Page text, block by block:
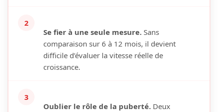
2
Se fier à une seule mesure. Sans
comparaison sur 6 à 12 mois, il devient
difficile d’évaluer la vitesse réelle de
croissance.
3
Oublier le rôle de la puberté. Deux